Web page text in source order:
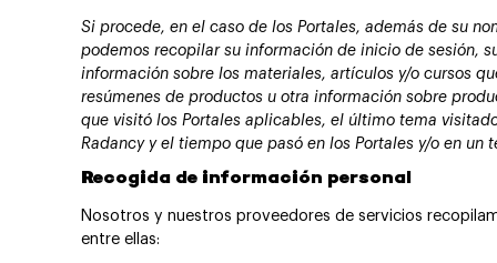
Si procede, en el caso de los Portales, además de su
podemos recopilar su información de inicio de sesión,
información sobre los materiales, artículos y/o cursos
resúmenes de productos u otra información sobre
que visitó los Portales aplicables, el último tema
Radancy y el tiempo que pasó en los Portales y/o en un
Recogida de información personal
Nosotros y nuestros proveedores de servicios
entre ellas: